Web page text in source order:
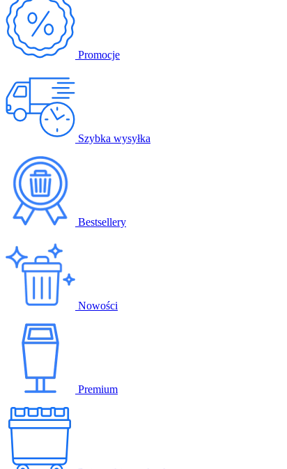
Promocje
Szybka wysyłka
Bestsellery
Nowości
Premium